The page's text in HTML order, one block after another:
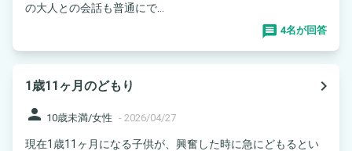
の大人との会話も普通にで...
4名が回答
1歳11ヶ月のどもり
navigate_next
person 10歳未満/女性 - 2026/04/27
現在1歳11ヶ月になる子供が、興奮した時に急にどもるとい